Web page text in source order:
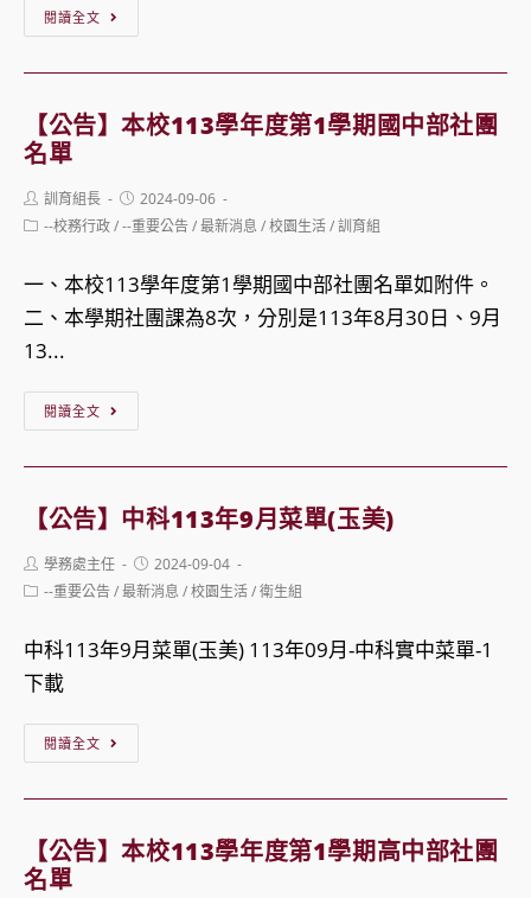
閱讀全文
國
中
部
球
地
使
【公告】本校113學年度第1學期國中部社團
名單
Post
author:
訓育組長
Post
published:
2024-09-06
Post--校務行政/--重要公告/最新消息 /校園生活/訓育組
一、本校113學年度第1學期國中部社團名單如附件。
二、本學期社團課為8次，分別是113年8月30日、9月
13...
閱讀全文
本
校
113
學
年
度
國
中
部
【公告】中科113年9月菜單(玉美)
Post
author:
學務處主任
Post
published:
2024-09-04
Post--重要公告/最新消息 /校園生活/衛生組
中科113年9月菜單(玉美) 113年09月-中科實中菜單-1
下載
閱讀全文
中
科
113
【公告】本校113學年度第1學期高中部社團
名單